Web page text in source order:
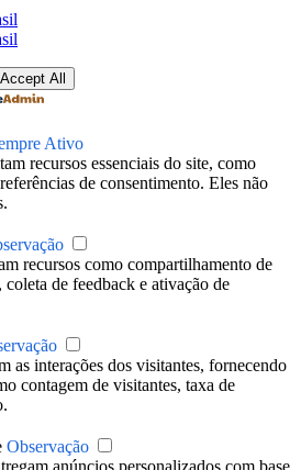
Accept All
Ativo
recursos essenciais do site, como
de consentimento. Eles não
recursos como compartilhamento de
de feedback e ativação de
as interações dos visitantes, fornecendo
contagem de visitantes, taxa de
Observação